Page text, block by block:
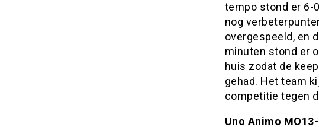
tempo stond er 6-
nog
overgespeeld, en
minuten stond er
huis zodat de
gehad. Het team
competitie tegen
Uno Animo